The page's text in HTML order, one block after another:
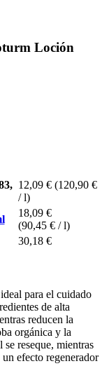
Loción
12,09 € (120,90 €
/ l)
18,09 €
(90,45 € / l)
30,18 €
para el cuidado
de alta
reducen la
orgánica y la
reseque, mientras
efecto regenerador